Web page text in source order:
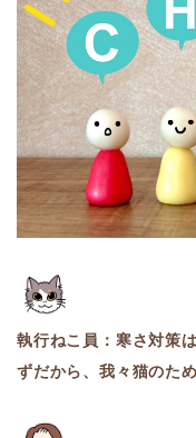
執行ねこ員：寒さ対策
ずだから、我々猫のた